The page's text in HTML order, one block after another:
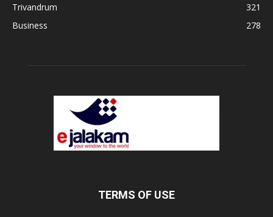
Trivandrum
321
Business
278
TERMS OF USE